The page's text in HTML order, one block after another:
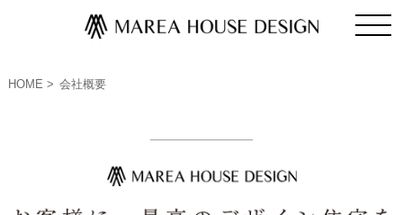
HOME 会社概要